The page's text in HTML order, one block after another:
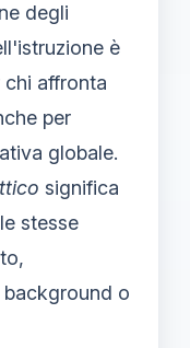
degli
è
affronta
per
globale.
significa
stesse
o